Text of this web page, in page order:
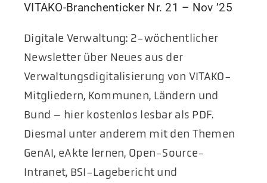
VITAKO-Branchenticker Nr. 21 – Nov ’25
Digitale Verwaltung: 2-wöchentlicher
Newsletter über Neues aus der
Verwaltungsdigitalisierung von VITAKO-
Mitgliedern, Kommunen, Ländern und
Bund – hier kostenlos lesbar als PDF.
Diesmal unter anderem mit den Themen
GenAI, eAkte lernen, Open-Source-
Intranet, BSI-Lagebericht und